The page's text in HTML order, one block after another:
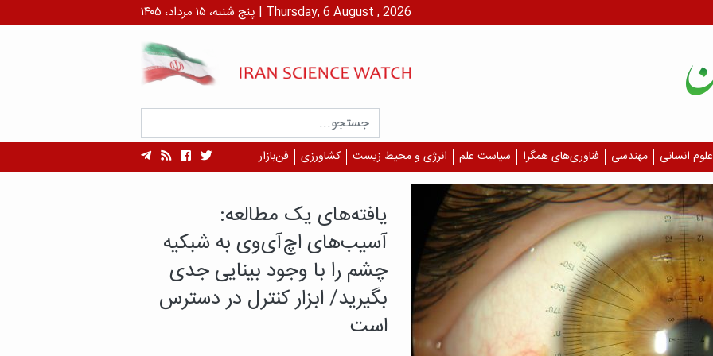
پنج شنبه، ۱۵ مرداد، ۱۴۰۵ | Thursday, 6 August , 2026
علوم انسانی مهندسی فناوری‌های همگرا سیاست علم انرژی و محیط زیست کشاورزی فن‌بازار
درمان سرطان، پایان ماجرا نیست!
چرا بازماندگان سرطان بیش از
دیگران در معرض بیماری‌های
قلبی هستند؟
بازماندگان سرطان، علاوه بر پیامدهای بیماری و